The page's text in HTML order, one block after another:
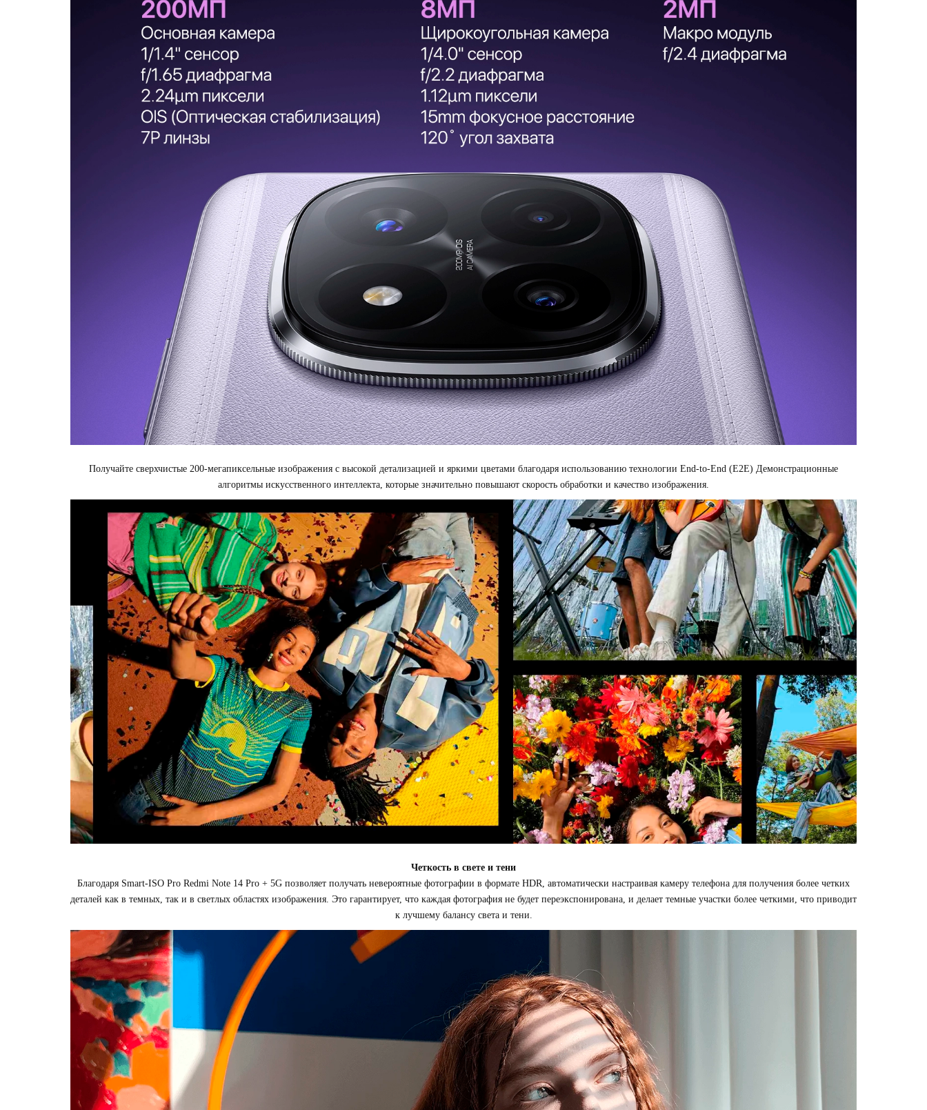
Получайте сверхчистые 200-мегапиксельные изображения с высокой детализацией и яркими цветами благодаря использованию технологии End-to-End (E2E) Демонстрационные
алгоритмы искусственного интеллекта, которые значительно повышают скорость обработки и качество изображения.
Четкость в свете и тени
Благодаря Smart-ISO Pro Redmi Note 14 Pro + 5G позволяет получать невероятные фотографии в формате HDR, автоматически настраивая камеру телефона для получения более четких
деталей как в темных, так и в светлых областях изображения. Это гарантирует, что каждая фотография не будет переэкспонирована, и делает темные участки более четкими, что приводит
к лучшему балансу света и тени.